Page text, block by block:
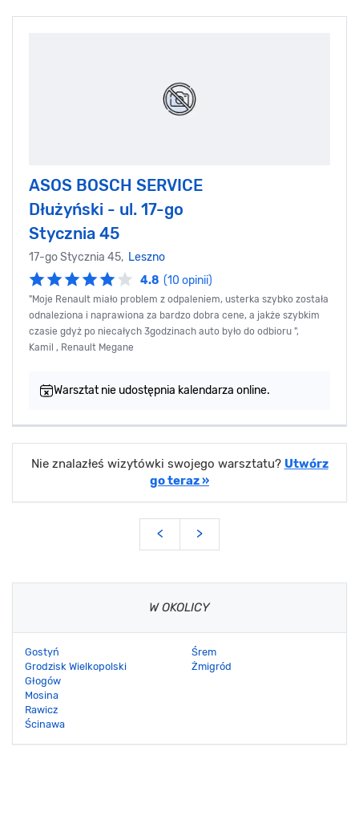
ASOS BOSCH SERVICE
Dłużyński - ul. 17-go
Stycznia 45
17-go Stycznia 45, Leszno
4.8 (10 opinii)
"Moje Renault miało problem z odpaleniem, usterka szybko została
odnaleziona i naprawiona za bardzo dobra cene, a jakże szybkim
czasie gdyż po niecałych 3godzinach auto było do odbioru ",
Kamil , Renault Megane
Warsztat nie udostępnia kalendarza online.
Nie znalazłeś wizytówki swojego warsztatu? Utwórz
go teraz »
< >
W OKOLICY
Gostyń
Grodzisk Wielkopolski
Głogów
Mosina
Rawicz
Ścinawa
Śrem
Żmigród